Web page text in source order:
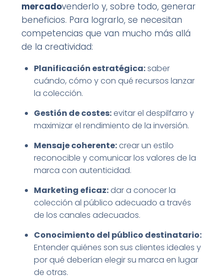
mercadovenderlo y, sobre todo, generar
beneficios. Para lograrlo, se necesitan
competencias que van mucho más allá
de la creatividad:
Planificación estratégica:saber
cuándo, cómo y con qué recursos lanzar
la colección.
Gestión de costes:evitar el despilfarro y
maximizar el rendimiento de la inversión.
Mensaje coherente:crear un estilo
reconocible y comunicar los valores de la
marca con autenticidad.
Marketing eficaz:dar a conocer la
colección al público adecuado a través
de los canales adecuados.
Conocimiento del público destinatario:
Entender quiénes son sus clientes ideales y
por qué deberían elegir su marca en lugar
de otras.